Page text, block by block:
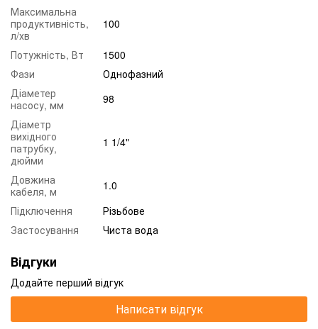
Максимальна
продуктивність,
л/хв
100
Потужність, Вт
1500
Фази
Однофазний
Діаметер
насосу, мм
98
Діаметр
вихідного
патрубку,
дюйми
1 1/4"
Довжина
кабеля, м
1.0
Підключення
Різьбове
Застосування
Чиста вода
Відгуки
Додайте перший відгук
Написати відгук